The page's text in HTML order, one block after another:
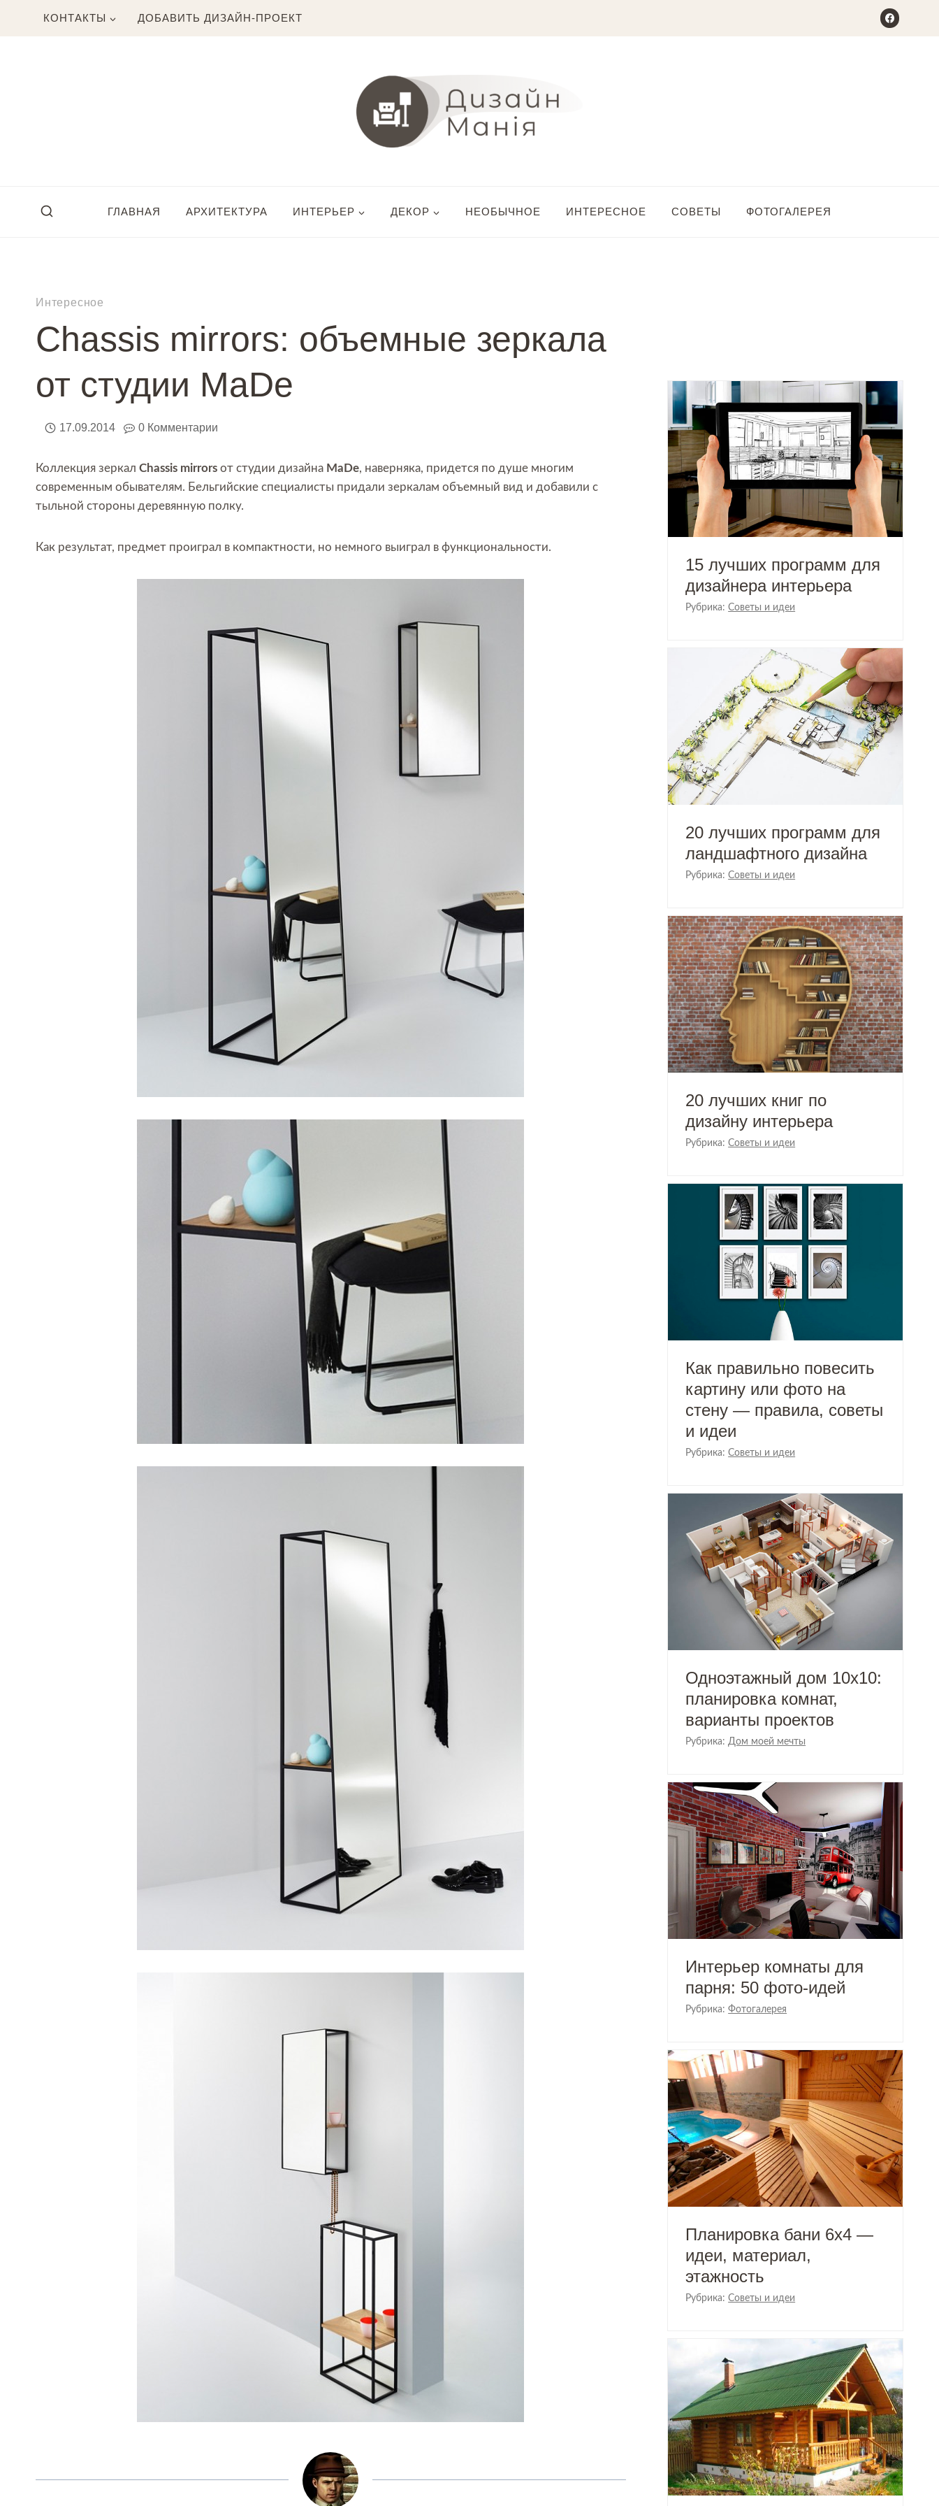
КОНТАКТЫ ДОБАВИТЬ ДИЗАЙН-ПРОЕКТ
ГЛАВНАЯ АРХИТЕКТУРА ИНТЕРЬЕР ДЕКОР НЕОБЫЧНОЕ ИНТЕРЕСНОЕ СОВЕТЫ ФОТОГАЛЕРЕЯ
Интересное
Chassis mirrors: объемные зеркала
от студии MaDe
17.09.2014 0 Комментарии
Коллекция зеркал Chassis mirrors от студии дизайна MaDe, наверняка, придется по душе многим
современным обывателям. Бельгийские специалисты придали зеркалам объемный вид и добавили с
тыльной стороны деревянную полку.
Как результат, предмет проиграл в компактности, но немного выиграл в функциональности.
15 лучших программ для
дизайнера интерьера
Рубрика:Советы и идеи
20 лучших программ для
ландшафтного дизайна
Рубрика:Советы и идеи
20 лучших книг по
дизайну интерьера
Рубрика:Советы и идеи
Как правильно повесить
картину или фото на
стену — правила, советы
и идеи
Рубрика:Советы и идеи
Одноэтажный дом 10х10:
планировка комнат,
варианты проектов
Рубрика:Дом моей мечты
Интерьер комнаты для
парня: 50 фото-идей
Рубрика:Фотогалерея
Планировка бани 6х4 —
идеи, материал,
этажность
Рубрика:Советы и идеи